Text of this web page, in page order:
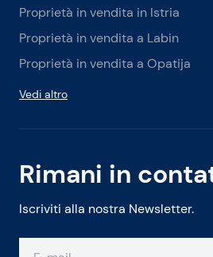
Rimani in
Iscriviti alla nostra Newsletter.
Proprietà in vendita in Istria
Proprietà in vendita a Labin
Proprietà in vendita a Opatija
Vedi altro